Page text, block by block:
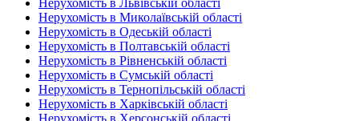
Нерухомість в Львівській області
Нерухомість в Миколаївській області
Нерухомість в Одеській області
Нерухомість в Полтавській області
Нерухомість в Рівненській області
Нерухомість в Сумській області
Нерухомість в Тернопільській області
Нерухомість в Харківській області